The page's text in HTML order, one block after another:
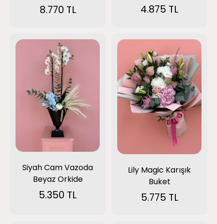
8.770 TL 4.875 TL
Siyah Cam Vazoda
Beyaz Orkide
5.350 TL
Lily Magic Karışık
Buket
5.775 TL